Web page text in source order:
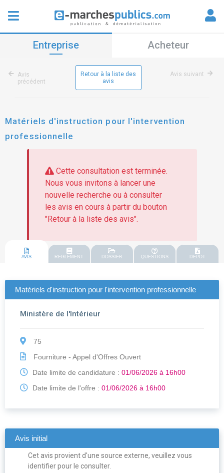
Entreprise Acheteur
Avis
précédent
Retour à la liste des
avis
Avis suivant
Matériels d'instruction pour l'intervention
professionnelle
Cette consultation est terminée.
Nous vous invitons à lancer une
nouvelle recherche ou à consulter
les avis en cours à partir du bouton
"Retour à la liste des avis".
AVIS REGLEMENT DOSSIER QUESTIONS DEPOT
Matériels d'instruction pour l'intervention professionnelle
Ministère de l'Intérieur
75
Fourniture - Appel d'Offres Ouvert
Date limite de candidature : 01/06/2026 à 16h00
Date limite de l'offre : 01/06/2026 à 16h00
Avis initial
Cet avis provient d'une source externe, veuillez vous
identifier pour le consulter.